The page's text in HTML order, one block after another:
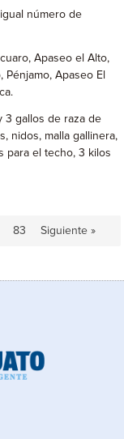
número de
Apaseo el Alto,
Pénjamo, Apaseo El
gallos de raza de
nidos, malla gallinera,
para el techo, 3 kilos
83 Siguiente »